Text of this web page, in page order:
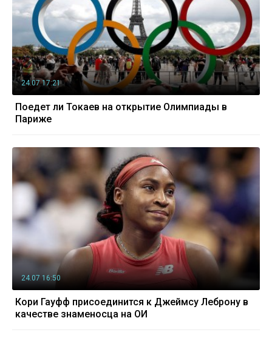
24.07 17:21
Поедет ли Токаев на открытие Олимпиады в
Париже
24.07 16:50
Кори Гауфф присоединится к Джеймсу Леброну в
качестве знаменосца на ОИ